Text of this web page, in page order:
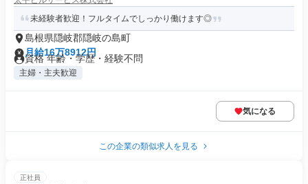
未経験者歓迎！フルタイムでしっかり働けます◎
島根県隠岐郡隠岐の島町
月給16万8912円
資格 年齢・学歴・経験不問
主婦・主夫歓迎
気になる
この企業の類似求人を見る
正社員